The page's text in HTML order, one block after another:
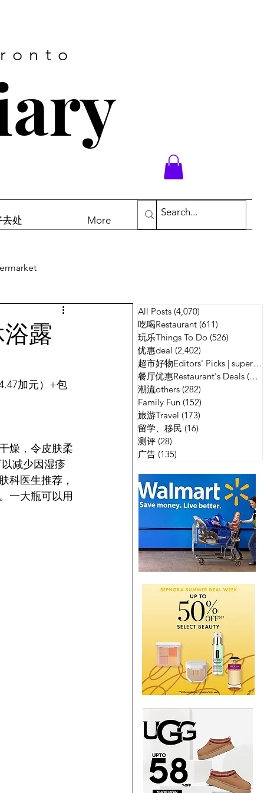
处 More
广告
露
加元）+包
燥，令皮肤柔
减少因湿疹
科医生推荐，
一大瓶可以用
All Posts (4,070)
吃喝Restaurant (611)
玩乐Things To Do (526)
优惠deal (2,402)
超市好物Editors' Picks | supermarket
餐厅优惠Restaurant's Deals (134)
潮流others (282)
Family Fun (152)
旅游Travel (173)
留学、移民 (16)
测评 (28)
广告 (135)